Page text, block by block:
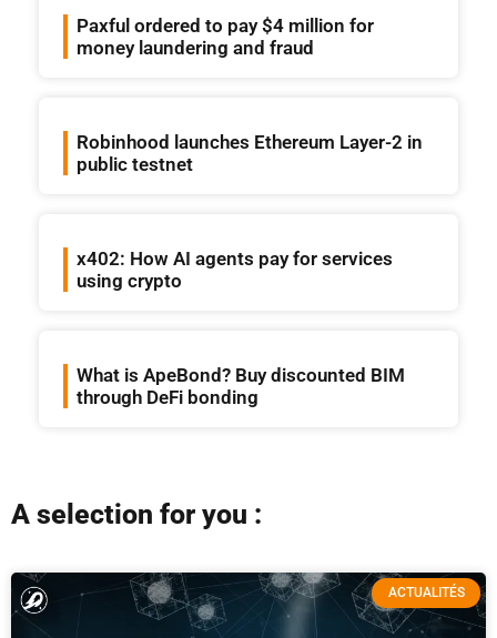
Paxful ordered to pay $4 million for
money laundering and fraud
Robinhood launches Ethereum Layer-2 in
public testnet
x402: How AI agents pay for services
using crypto
What is ApeBond? Buy discounted BIM
through DeFi bonding
A selection for you :
ACTUALITÉS